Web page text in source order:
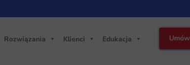
Rozwiązania Klienci Edukacja